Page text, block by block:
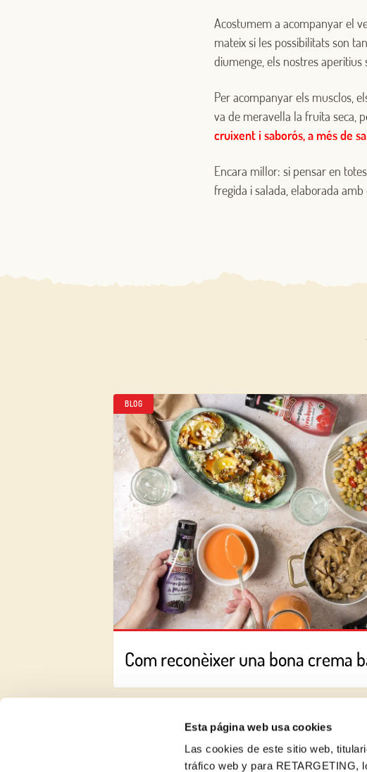
Esta página web usa cookies
Las cookies de este sitio web,
tráfico web y para RETARGETING,
Acostumem a acompanyar el
mateix si les possibilitats son
diumenge, els nostres aperitius
Per acompanyar els musclos,
va de meravella la fruita seca,
cruixent i saborós, a més de
Encara millor: si pensar en
fregida i salada, elaborada
BLOG
Com reconèixer una bona crema
O
Correu